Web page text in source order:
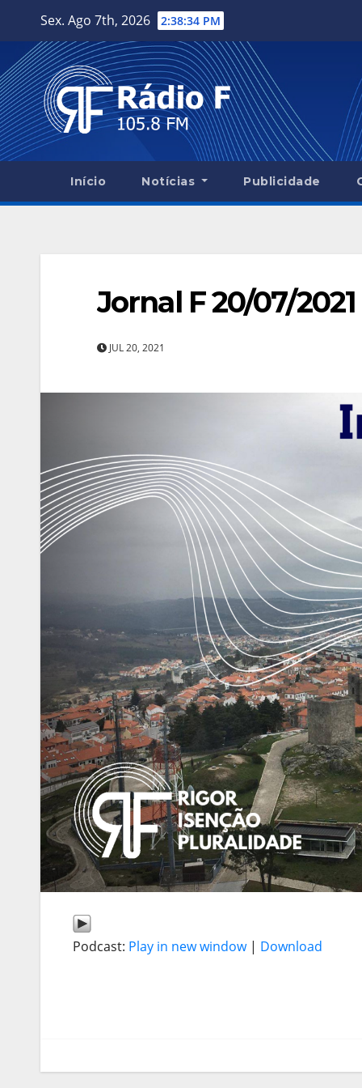
content
Sex. Ago 7th, 2026 2:38:35 PM
Início Notícias Publicidade
Jornal F 20/07/2021
JUL 20, 2021
Podcast: Play in new window| Download